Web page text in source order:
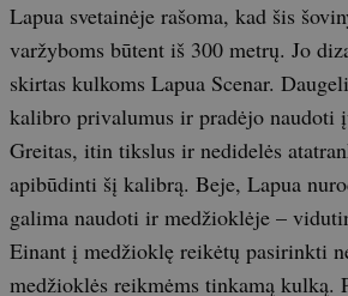
Lapua svetainėje rašoma, kad šis
varžyboms būtent iš 300 metrų. Jo
skirtas kulkoms Lapua Scenar.
kalibro privalumus ir pradėjo naudoti
Greitas, itin tikslus ir nedidelės
apibūdinti šį kalibrą. Beje, Lapua
galima naudoti ir medžioklėje –
Einant į medžioklę reikėtų pasirinkti
medžioklės reikmėms tinkamą kulką.